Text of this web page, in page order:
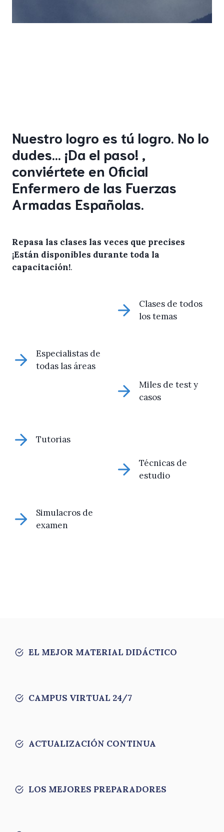
Nuestro logro es tú logro. No lo
dudes… ¡Da el paso! ,
conviértete en Oficial
Enfermero de las Fuerzas
Armadas Españolas.
Repasa las clases las veces que precises
¡Están disponibles durante toda la
capacitación!.
Clases de todos
los temas
Especialistas de
todas las áreas
Miles de test y
casos
Tutorias
Técnicas de
estudio
Simulacros de
examen
EL MEJOR MATERIAL DIDÁCTICO
CAMPUS VIRTUAL 24/7
ACTUALIZACIÓN CONTINUA
LOS MEJORES PREPARADORES